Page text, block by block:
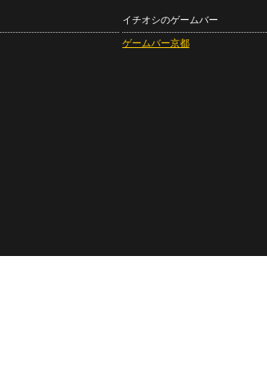
イチオシのゲームバー
ゲームバー京都